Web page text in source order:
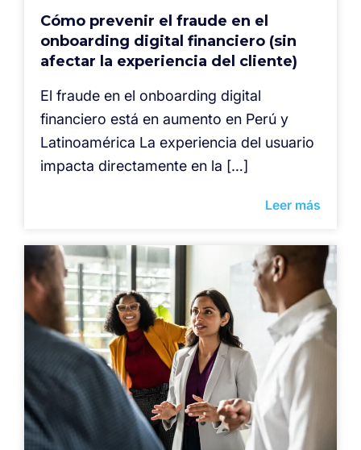
Cómo prevenir el fraude en el
onboarding digital financiero (sin
afectar la experiencia del cliente)
El fraude en el onboarding digital
financiero está en aumento en Perú y
Latinoamérica La experiencia del usuario
impacta directamente en la […]
Leer más